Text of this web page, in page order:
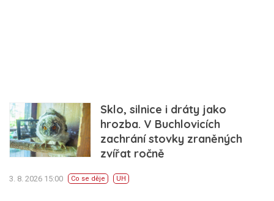
Sklo, silnice i dráty jako
hrozba. V Buchlovicích
zachrání stovky zraněných
zvířat ročně
3. 8. 2026 15:00 Co se děje UH